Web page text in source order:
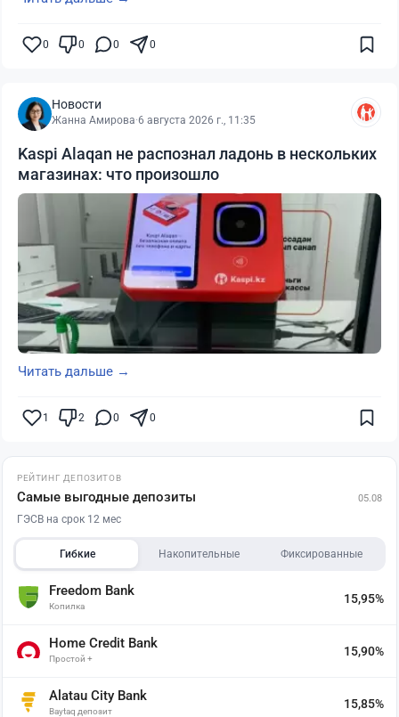
0 0 0 0
Новости
Жанна Амирова·6 августа 2026 г., 11:35
Kaspi Alaqan не распознал ладонь в нескольких
магазинах: что произошло
Читать дальше →
1 2 0 0
РЕЙТИНГ ДЕПОЗИТОВ
Самые выгодные депозиты 05.08
ГЭСВ на срок 12 мес
Гибкие Накопительные Фиксированные
Freedom Bank
Копилка
15,95%
Home Credit Bank
Простой +
15,90%
Alatau City Bank
Baytaq депозит
15,85%